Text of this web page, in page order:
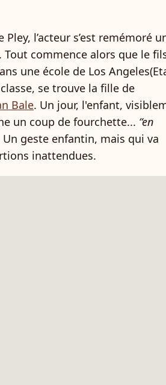
l’acteur s’est remémoré
commence alors que le
une école de Los
se trouve la fille de
Bale. Un jour, l'enfant,
un coup de fourchette... “en
geste enfantin, mais qui va
inattendues.